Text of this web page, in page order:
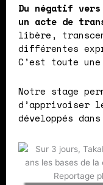
Du négatif
un acte de
libère,
différentes
C’est toute
Notre stage
d’apprivoiser
développés